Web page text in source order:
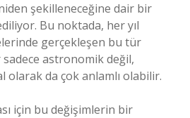
şekilleneceğine dair bir
Bu noktada, her yıl
gerçekleşen bu tür
astronomik değil,
olarak da çok anlamlı olabilir.
için bu değişimlerin bir